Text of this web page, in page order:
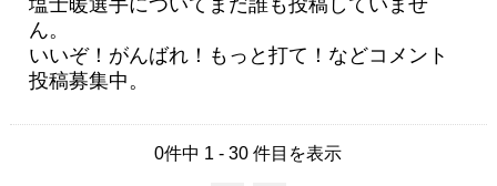
塩士暖選手についてまだ誰も投稿していませ
ん。
いいぞ！がんばれ！もっと打て！などコメント
投稿募集中。
0件中 1 - 30 件目を表示